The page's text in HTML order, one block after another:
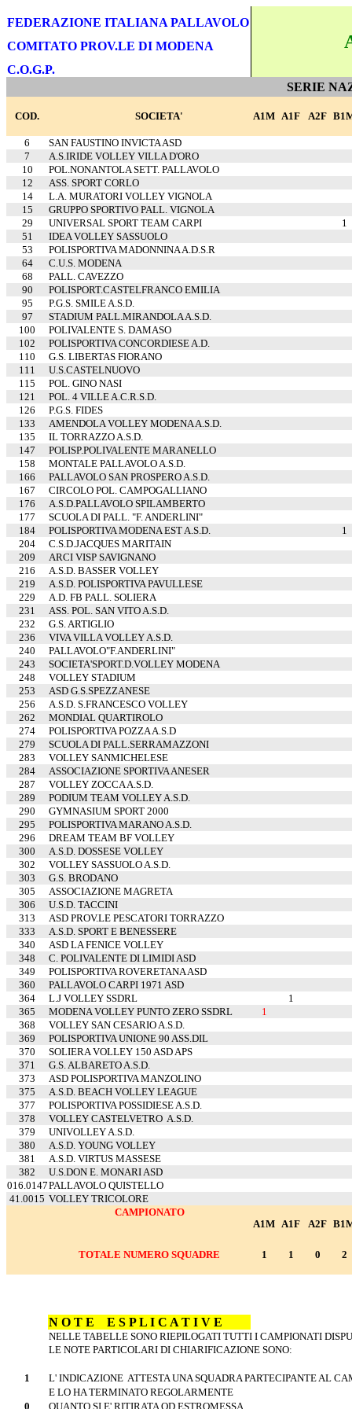
FEDERAZIONE ITALIANA PALLAVOLO
COMITATO PROV.LE DI MODENA
C.O.G.P.
SERIE
COD. SOCIETA' A1M A1F A2F
6 SAN FAUSTINO INVICTA ASD
7
A.S.IRIDE VOLLEY VILLA D'ORO
10
POL.NONANTOLA SETT. PALLAVOLO
12
ASS. SPORT CORLO
14
L.A. MURATORI VOLLEY VIGNOLA
15
GRUPPO SPORTIVO PALL. VIGNOLA
29
UNIVERSAL SPORT TEAM CARPI 1
51
IDEA VOLLEY SASSUOLO
53
POLISPORTIVA MADONNINA A.D.S.R
64
C.U.S. MODENA
68
PALL. CAVEZZO
90
POLISPORT.CASTELFRANCO EMILIA
95
P.G.S. SMILE A.S.D.
97
STADIUM PALL.MIRANDOLA A.S.D.
100
POLIVALENTE S. DAMASO
102
POLISPORTIVA CONCORDIESE A.D.
110
G.S. LIBERTAS FIORANO
111
U.S.CASTELNUOVO
115
POL. GINO NASI
121
POL. 4 VILLE A.C.R.S.D.
126
P.G.S. FIDES
133
AMENDOLA VOLLEY MODENA A.S.D.
135
IL TORRAZZO A.S.D.
147
POLISP.POLIVALENTE MARANELLO
158
MONTALE PALLAVOLO A.S.D.
166
PALLAVOLO SAN PROSPERO A.S.D.
167
CIRCOLO POL. CAMPOGALLIANO
176
A.S.D.PALLAVOLO SPILAMBERTO
177
SCUOLA DI PALL. "F. ANDERLINI"
184
POLISPORTIVA MODENA EST A.S.D. 1
204
C.S.D.JACQUES MARITAIN
209
ARCI VISP SAVIGNANO
216
A.S.D. BASSER VOLLEY
219
A.S.D. POLISPORTIVA PAVULLESE
229
A.D. FB PALL. SOLIERA
231
ASS. POL. SAN VITO A.S.D.
232
G.S. ARTIGLIO
236
VIVA VILLA VOLLEY A.S.D.
240
PALLAVOLO"F.ANDERLINI"
243
SOCIETA'SPORT.D.VOLLEY MODENA
248
VOLLEY STADIUM
253
ASD G.S.SPEZZANESE
256
A.S.D. S.FRANCESCO VOLLEY
262
MONDIAL QUARTIROLO
274
POLISPORTIVA POZZA A.S.D
279
SCUOLA DI PALL.SERRAMAZZONI
283
VOLLEY SANMICHELESE
284
ASSOCIAZIONE SPORTIVA ANESER
287
VOLLEY ZOCCA A.S.D.
289
PODIUM TEAM VOLLEY A.S.D.
290
GYMNASIUM SPORT 2000
295
POLISPORTIVA MARANO A.S.D.
296
DREAM TEAM BF VOLLEY
300
A.S.D. DOSSESE VOLLEY
302
VOLLEY SASSUOLO A.S.D.
303
G.S. BRODANO
305
ASSOCIAZIONE MAGRETA
306
U.S.D. TACCINI
313
ASD PROV.LE PESCATORI TORRAZZO
333
A.S.D. SPORT E BENESSERE
340
ASD LA FENICE VOLLEY
348
C. POLIVALENTE DI LIMIDI ASD
349
POLISPORTIVA ROVERETANA ASD
360
PALLAVOLO CARPI 1971 ASD
364
L.J VOLLEY SSDRL 1
365
MODENA VOLLEY PUNTO ZERO SSDRL 1
368
VOLLEY SAN CESARIO A.S.D.
369
POLISPORTIVA UNIONE 90 ASS.DIL
370
SOLIERA VOLLEY 150 ASD APS
371
G.S. ALBARETO A.S.D.
373
ASD POLISPORTIVA MANZOLINO
375
A.S.D. BEACH VOLLEY LEAGUE
377
POLISPORTIVA POSSIDIESE A.S.D.
378
VOLLEY CASTELVETRO A.S.D.
379
UNIVOLLEY A.S.D.
380
A.S.D. YOUNG VOLLEY
381
A.S.D. VIRTUS MASSESE
382
U.S.DON E. MONARI ASD
016.0147PALLAVOLO QUISTELLO
41.0015 VOLLEY TRICOLORE
CAMPIONATO
A1M A1F A2F
TOTALE NUMERO SQUADRE 1 1 0 2
N O T E E S P L I C A T I V E
NELLE TABELLE SONO RIEPILOGATI TUTTI I CAMPIONATI
LE NOTE PARTICOLARI DI CHIARIFICAZIONE SONO:
1 L' INDICAZIONE ATTESTA UNA SQUADRA PARTECIPANTE AL
E LO HA TERMINATO REGOLARMENTE
0
QUANTO SI E' RITIRATA OD ESTROMESSA